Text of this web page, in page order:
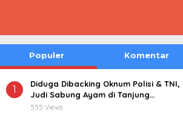
Populer Komentar
1
Diduga Dibacking Oknum Polisi & TNI,
Judi Sabung Ayam di Tanjung
Kemuning “Kebal Hukum”
555 Views